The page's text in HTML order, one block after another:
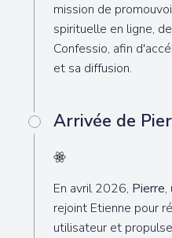
mission de
spirituelle en ligne,
Confessio, afin
et sa diffusion.
Arrivée de
En avril 2026, Pierre,
rejoint Etienne pour
utilisateur et